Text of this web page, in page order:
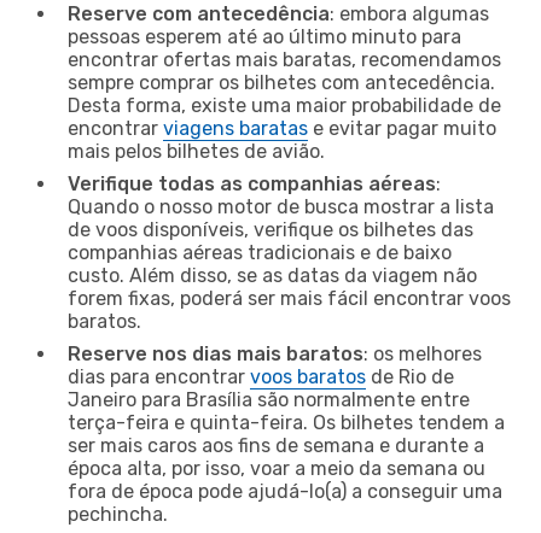
Reserve com antecedência: embora algumas
pessoas esperem até ao último minuto para
encontrar ofertas mais baratas, recomendamos
sempre comprar os bilhetes com antecedência.
Desta forma, existe uma maior probabilidade de
encontrar viagens baratas e evitar pagar muito
mais pelos bilhetes de avião.
Verifique todas as companhias aéreas:
Quando o nosso motor de busca mostrar a lista
de voos disponíveis, verifique os bilhetes das
companhias aéreas tradicionais e de baixo
custo. Além disso, se as datas da viagem não
forem fixas, poderá ser mais fácil encontrar voos
baratos.
Reserve nos dias mais baratos: os melhores
dias para encontrar voos baratos de Rio de
Janeiro para Brasília são normalmente entre
terça-feira e quinta-feira. Os bilhetes tendem a
ser mais caros aos fins de semana e durante a
época alta, por isso, voar a meio da semana ou
fora de época pode ajudá-lo(a) a conseguir uma
pechincha.